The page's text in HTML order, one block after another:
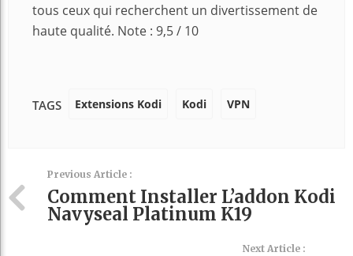
tous ceux qui recherchent un divertissement de
haute qualité. Note : 9,5 / 10
TAGS Extensions Kodi Kodi VPN
Previous Article :
Comment Installer L’addon Kodi
Navyseal Platinum K19
Next Article :